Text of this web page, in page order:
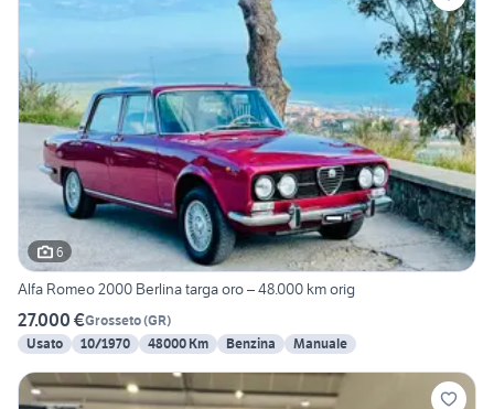
6
Alfa Romeo 2000 Berlina targa oro – 48.000 km orig
27.000 €Grosseto(GR)
Usato
10/1970 48000 Km Benzina Manuale